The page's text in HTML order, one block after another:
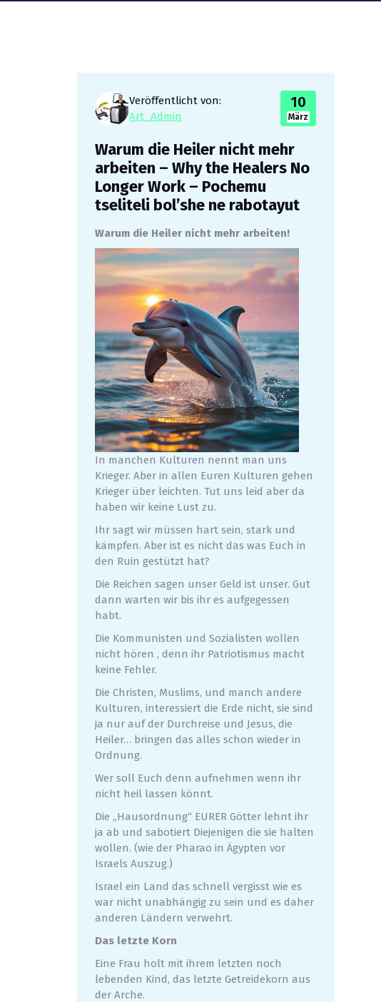
Veröffentlicht von:
Art_Admin
10
März
Warum die Heiler nicht mehr
arbeiten – Why the Healers No
Longer Work – Pochemu
tseliteli bol’she ne rabotayut
Warum die Heiler nicht mehr arbeiten!
In manchen Kulturen nennt man uns
Krieger. Aber in allen Euren Kulturen gehen
Krieger über leichten. Tut uns leid aber da
haben wir keine Lust zu.
Ihr sagt wir müssen hart sein, stark und
kämpfen. Aber ist es nicht das was Euch in
den Ruin gestützt hat?
Die Reichen sagen unser Geld ist unser. Gut
dann warten wir bis ihr es aufgegessen
habt.
Die Kommunisten und Sozialisten wollen
nicht hören , denn ihr Patriotismus macht
keine Fehler.
Die Christen, Muslims, und manch andere
Kulturen, interessiert die Erde nicht, sie sind
ja nur auf der Durchreise und Jesus, die
Heiler… bringen das alles schon wieder in
Ordnung.
Wer soll Euch denn aufnehmen wenn ihr
nicht heil lassen könnt.
Die „Hausordnung“ EURER Götter lehnt ihr
ja ab und sabotiert Diejenigen die sie halten
wollen. (wie der Pharao in Ägypten vor
Israels Auszug.)
Israel ein Land das schnell vergisst wie es
war nicht unabhängig zu sein und es daher
anderen Ländern verwehrt.
Das letzte Korn
Eine Frau holt mit ihrem letzten noch
lebenden Kind, das letzte Getreidekorn aus
der Arche.